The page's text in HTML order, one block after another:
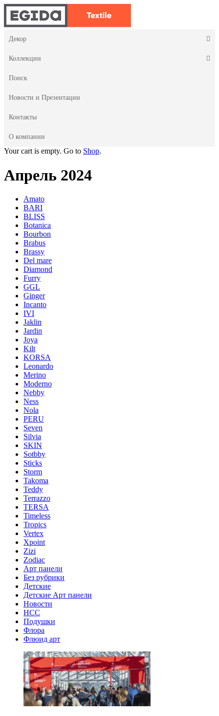
Декор
Коллекции
Поиск
Новости и Презентации
Контакты
О компании
Your cart is empty. Go to Shop.
Апрель 2024
Amato
BARI
BLISS
Botanica
Bourbon
Brabus
Brassy
Del mare
Diamond
Furry
GGL
Ginger
Incanto
IVI
Jaklin
Jardin
Joya
Kilt
KORSA
Leonardo
Merino
Moderno
Nebby
Ness
Nola
PERU
Seven
Silvia
SKIN
Sotbby
Sticks
Storm
Takoma
Teddy
Terrazzo
TERSA
Timeless
Tropics
Vertex
Xpoint
Zizi
Zodiac
Арт панели
Без рубрики
Детские
Детские Арт панели
Новости
НСС
Подушки
Флора
Флюид арт